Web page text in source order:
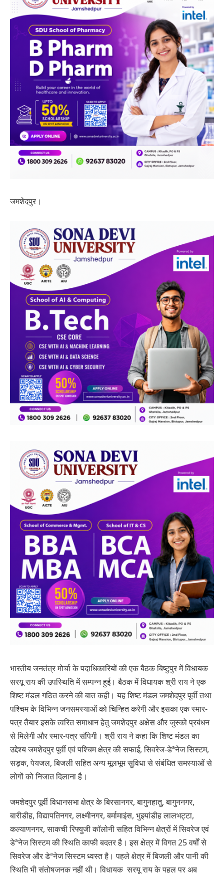
जमशेदपुर।
भारतीय जनतंत्र मोर्चा के पदाधिकारियों की एक बैठक बिष्टुपुर में विधायक
सरयू राय की उपस्थिति में सम्पन्न हुई। बैठक में विधायक श्री राय ने एक
शिष्ट मंडल गठित करने की बात कही। यह शिष्ट मंडल जमशेदपुर पूर्वी तथा
पश्चिम के विभिन्न जनसमस्याओं को चिन्हित करेगी और इसका एक स्मार-
पत्र तैयार इसके त्वरित समाधान हेतु जमशेदपुर अक्षेस और जुस्को प्रबंधन
से मिलेगी और स्मार-पत्र सौंपेगी। श्री राय ने कहा कि शिष्ट मंडल का
उद्देश्य जमशेदपुर पूर्वी एवं पश्चिम क्षेत्र की सफाई, सिवरेज-डेªनेज सिस्टम,
सड़क, पेयजल, बिजली सहित अन्य मूलभूम सुविधा से संबंधित समस्याओं से
लोगों को निजात दिलाना है।
जमशेदपुर पूर्वी विधानसभा क्षेत्र के बिरसानगर, बागुनहातु, बागुननगर,
बारीडीह, विद्यापतिनगर, लक्ष्मीनगर, बर्मामाइंस, भुइयांडीह लालभट्टा,
कल्याणनगर, साकची रिफ्युजी काॅलोनी सहित विभिन्न क्षेत्रों में सिवरेज एवं
डेªनेज सिस्टम की स्थिति काफी बदतर है। इस क्षेत्र में विगत 25 वर्षों से
सिवरेज और डेªनेज सिस्टम ध्वस्त है। पहले क्षेत्र में बिजली और पानी की
स्थिति भी संतोषजनक नहीं थी। विधायक सरयू राय के पहल पर अब